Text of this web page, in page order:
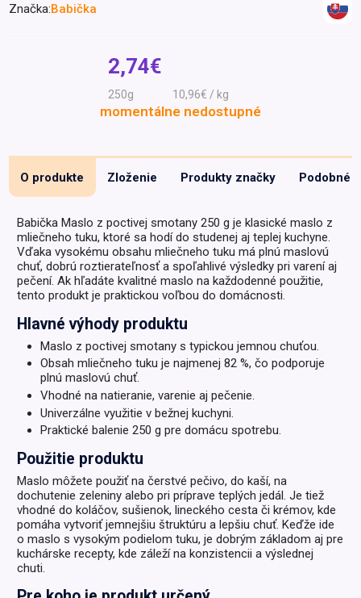
Drogéria a kozmetika
Domáci miláčikovia
Lekáreň
Značka:Babička
2,74€
250g 10,96€ / kg
momentálne nedostupné
O produkte Zloženie Produkty značky Podobné
Babička Maslo z poctivej smotany 250 g je klasické maslo z
mliečneho tuku, ktoré sa hodí do studenej aj teplej kuchyne.
Vďaka vysokému obsahu mliečneho tuku má plnú maslovú
chuť, dobrú roztierateľnosť a spoľahlivé výsledky pri varení aj
pečení. Ak hľadáte kvalitné maslo na každodenné použitie,
tento produkt je praktickou voľbou do domácnosti.
Hlavné výhody produktu
Maslo z poctivej smotany s typickou jemnou chuťou.
Obsah mliečneho tuku je najmenej 82 %, čo podporuje
plnú maslovú chuť.
Vhodné na natieranie, varenie aj pečenie.
Univerzálne využitie v bežnej kuchyni.
Praktické balenie 250 g pre domácu spotrebu.
Použitie produktu
Maslo môžete použiť na čerstvé pečivo, do kaší, na
dochutenie zeleniny alebo pri príprave teplých jedál. Je tiež
vhodné do koláčov, sušienok, lineckého cesta či krémov, kde
pomáha vytvoriť jemnejšiu štruktúru a lepšiu chuť. Keďže ide
o maslo s vysokým podielom tuku, je dobrým základom aj pre
kuchárske recepty, kde záleží na konzistencii a výslednej
chuti.